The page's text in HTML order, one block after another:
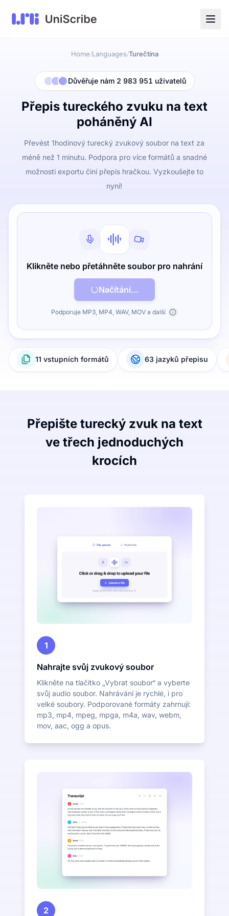
Home/Languages/Turečtina
Důvěřuje nám 2 983 951 uživatelů
Přepis tureckého zvuku na text
poháněný AI
Převést 1hodinový turecký zvukový soubor na text za
méně než 1 minutu. Podpora pro více formátů a snadné
možnosti exportu činí přepis hračkou. Vyzkoušejte to
nyní!
Klikněte nebo přetáhněte soubor pro nahrání
Načítání...
Podporuje MP3, MP4, WAV, MOV a další
11 vstupních formátů 63 jazyků přepisu
Přepište turecký zvuk na text
ve třech jednoduchých
krocích
1
Nahrajte svůj zvukový soubor
Klikněte na tlačítko „Vybrat soubor“ a vyberte
svůj audio soubor. Nahrávání je rychlé, i pro
velké soubory. Podporované formáty zahrnují:
mp3, mp4, mpeg, mpga, m4a, wav, webm,
mov, aac, ogg a opus.
2